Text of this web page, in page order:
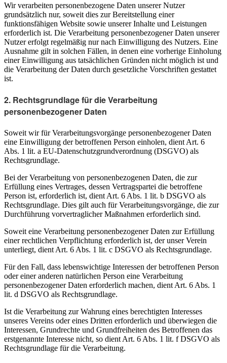
Wir verarbeiten personenbezogene Daten unserer Nutzer
grundsätzlich nur, soweit dies zur Bereitstellung einer
funktionsfähigen Website sowie unserer Inhalte und Leistungen
erforderlich ist. Die Verarbeitung personenbezogener Daten unserer
Nutzer erfolgt regelmäßig nur nach Einwilligung des Nutzers. Eine
Ausnahme gilt in solchen Fällen, in denen eine vorherige Einholung
einer Einwilligung aus tatsächlichen Gründen nicht möglich ist und
die Verarbeitung der Daten durch gesetzliche Vorschriften gestattet
ist.
2. Rechtsgrundlage für die Verarbeitung
personenbezogener Daten
Soweit wir für Verarbeitungsvorgänge personenbezogener Daten
eine Einwilligung der betroffenen Person einholen, dient Art. 6
Abs. 1 lit. a EU-Datenschutzgrundverordnung (DSGVO) als
Rechtsgrundlage.
Bei der Verarbeitung von personenbezogenen Daten, die zur
Erfüllung eines Vertrages, dessen Vertragspartei die betroffene
Person ist, erforderlich ist, dient Art. 6 Abs. 1 lit. b DSGVO als
Rechtsgrundlage. Dies gilt auch für Verarbeitungsvorgänge, die zur
Durchführung vorvertraglicher Maßnahmen erforderlich sind.
Soweit eine Verarbeitung personenbezogener Daten zur Erfüllung
einer rechtlichen Verpflichtung erforderlich ist, der unser Verein
unterliegt, dient Art. 6 Abs. 1 lit. c DSGVO als Rechtsgrundlage.
Für den Fall, dass lebenswichtige Interessen der betroffenen Person
oder einer anderen natürlichen Person eine Verarbeitung
personenbezogener Daten erforderlich machen, dient Art. 6 Abs. 1
lit. d DSGVO als Rechtsgrundlage.
Ist die Verarbeitung zur Wahrung eines berechtigten Interesses
unseres Vereins oder eines Dritten erforderlich und überwiegen die
Interessen, Grundrechte und Grundfreiheiten des Betroffenen das
erstgenannte Interesse nicht, so dient Art. 6 Abs. 1 lit. f DSGVO als
Rechtsgrundlage für die Verarbeitung.